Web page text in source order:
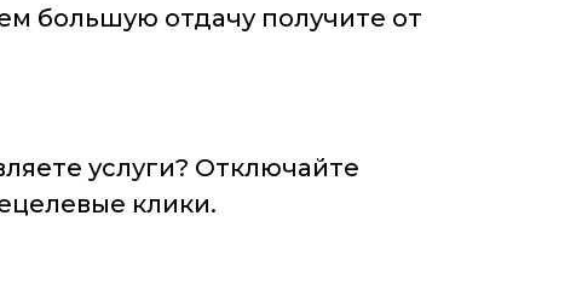
большую отдачу получите от
услуги? Отключайте
клики.